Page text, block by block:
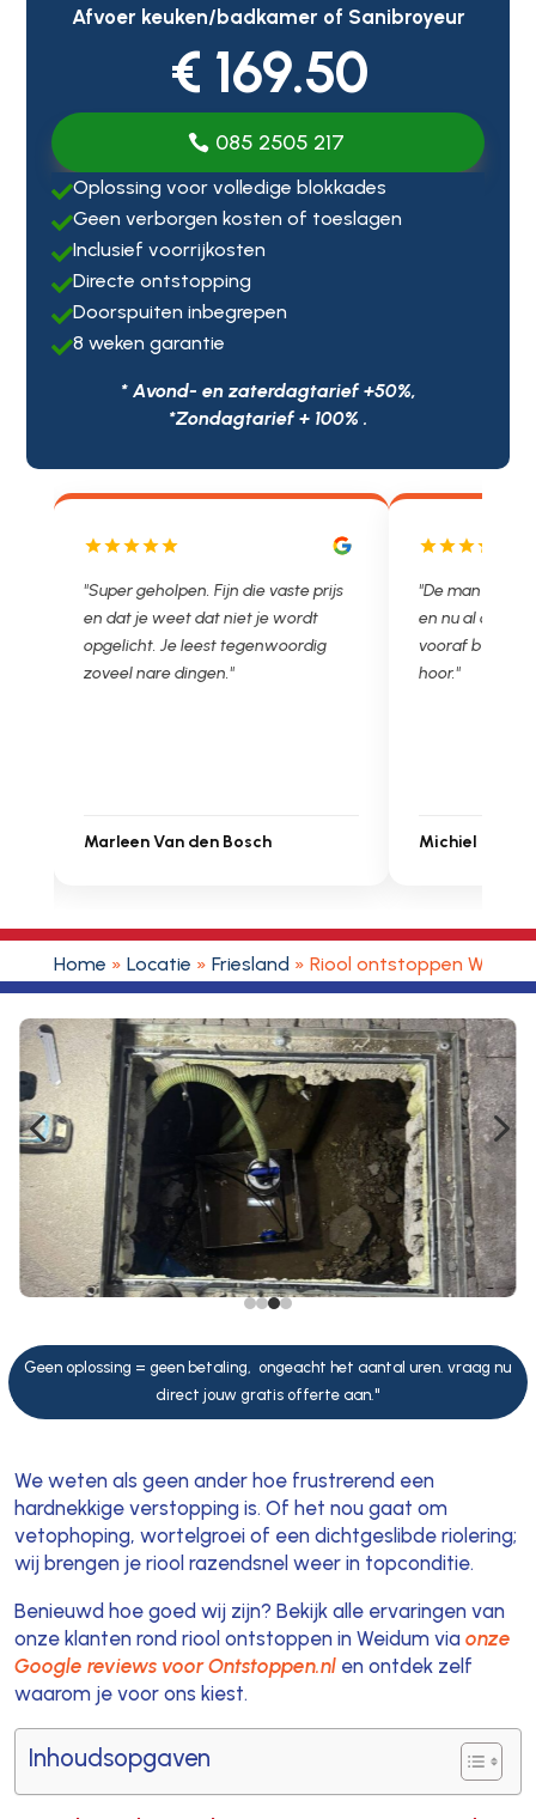
Afvoer keuken/badkamer of Sanibroyeur
€ 169.50
085 2505 217
Oplossing voor volledige blokkades
Geen verborgen kosten of toeslagen
Inclusief voorrijkosten
Directe ontstopping
Doorspuiten inbegrepen
8 weken garantie
* Avond- en zaterdagtarief +50%,
*Zondagtarief + 100% .
"De man rijden net weg. 11.00 gebeld
en nu al opgelost voor een vast en
vooraf besproken tarief. Lekker
hoor."
Michiel Uitdenbongerd
"Wat een fijn
met een
je niet zo goed
Ontstoppen.nl
Sarah Touat
Home » Locatie » Friesland » Riool ontstoppen
4 5
Geen oplossing = geen betaling, ongeacht het aantal uren. vraag nu
direct jouw gratis offerte aan."
We weten als geen ander hoe frustrerend een
hardnekkige verstopping is. Of het nou gaat om
vetophoping, wortelgroei of een dichtgeslibde riolering;
wij brengen je riool razendsnel weer in topconditie.
Benieuwd hoe goed wij zijn? Bekijk alle ervaringen van
onze klanten rond riool ontstoppen in Weidum via onze
Google reviews voor Ontstoppen.nlen ontdek zelf
waarom je voor ons kiest.
Inhoudsopgaven